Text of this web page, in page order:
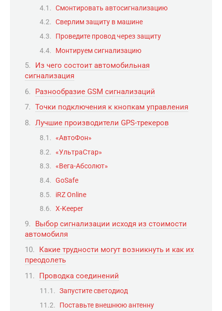
Смонтировать автосигнализацию
Сверлим защиту в машине
Проведите провод через защиту
Монтируем сигнализацию
Из чего состоит автомобильная
сигнализация
Разнообразие GSM сигнализаций
Точки подключения к кнопкам управления
Лучшие производители GPS-трекеров
«АвтоФон»
«УльтраСтар»
«Вега-Абсолют»
GoSafe
iRZ Online
X-Keeper
Выбор сигнализации исходя из стоимости
автомобиля
Какие трудности могут возникнуть и как их
преодолеть
Проводка соединений
Запустите светодиод
Поставьте внешнюю антенну